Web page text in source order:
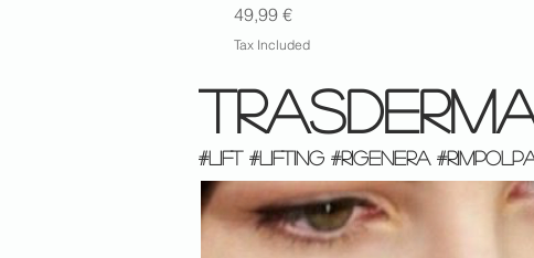
Price
49,99 €
Tax Included
#LIFT #LIFTING #RIGENERA